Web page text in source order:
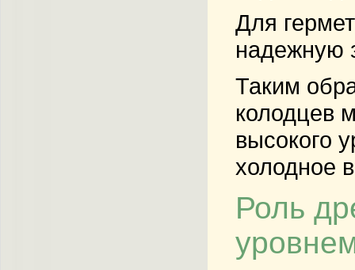
Для
надежную
Таким
колодцев
высокого
холодное
Роль